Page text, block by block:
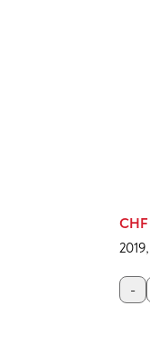
CHF
2019,
-